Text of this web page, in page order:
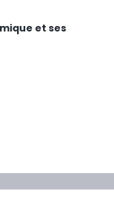
et ses